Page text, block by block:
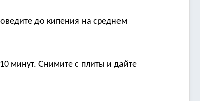
до кипения на среднем
минут. Снимите с плиты и дайте